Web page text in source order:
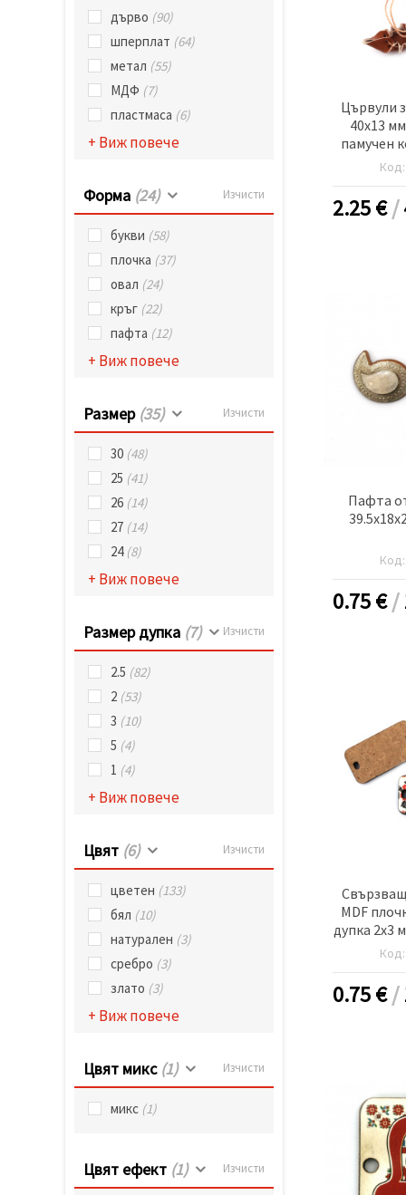
дърво (90)
шперплат (64)
метал (55)
МДФ (7)
пластмаса (6)
+ Виж повече
Форма (24) Изчисти
букви (58)
плочка (37)
овал (24)
кръг (22)
пафта (12)
+ Виж повече
Размер (35) Изчисти
30 (48)
25 (41)
26 (14)
27 (14)
24 (8)
+ Виж повече
Размер дупка (7) Изчисти
2.5 (82)
2 (53)
3 (10)
5 (4)
1 (4)
+ Виж повече
Цвят (6) Изчисти
цветен (133)
бял (10)
натурален (3)
сребро (3)
злато (3)
+ Виж повече
Цвят микс (1) Изчисти
микс (1)
Цвят ефект (1) Изчисти
Цървули
40x13
памучен
кафявиКод:
2.25€/
Пафта
Код:
0.75€/
MDF
дупка 2x3
Код:
0.75€/